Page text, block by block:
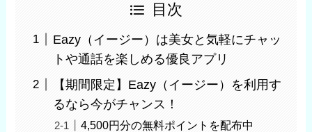
目次
Eazy（イージー）は美女と気軽にチャッ
トや通話を楽しめる優良アプリ
【期間限定】Eazy（イージー）を利用す
るなら今がチャンス！
4,500円分の無料ポイントを配布中